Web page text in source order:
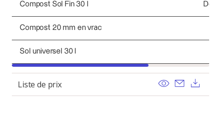
Compost Sol Fin 30 l
Compost 20 mm en vrac
Sol universel 30 l
Liste de prix View Send